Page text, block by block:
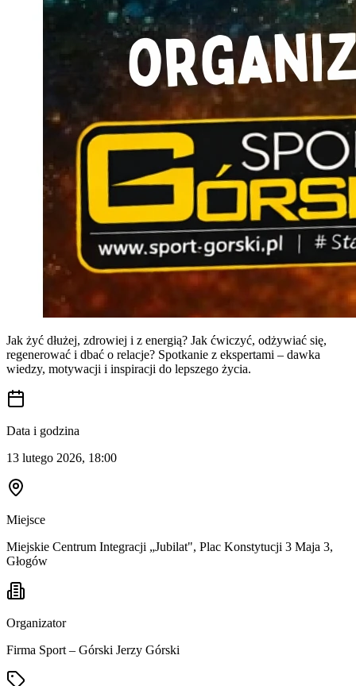
Jak żyć dłużej, zdrowiej i z energią? Jak ćwiczyć, odżywiać się,
regenerować i dbać o relacje? Spotkanie z ekspertami – dawka
wiedzy, motywacji i inspiracji do lepszego życia.
Data i godzina
13 lutego 2026, 18:00
Miejsce
Miejskie Centrum Integracji „Jubilat", Plac Konstytucji 3 Maja 3,
Głogów
Organizator
Firma Sport – Górski Jerzy Górski